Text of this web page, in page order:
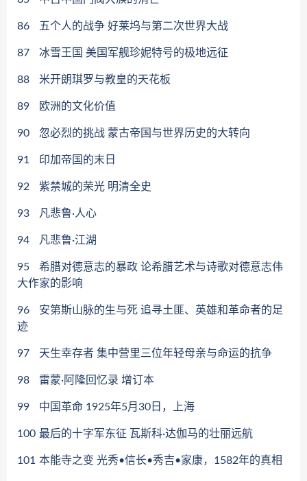
86 五个人的战争 好莱坞与第二次世界大战
87 冰雪王国 美国军舰珍妮特号的极地远征
88 米开朗琪罗与教皇的天花板
89 欧洲的文化价值
90 忽必烈的挑战 蒙古帝国与世界历史的大转向
91 印加帝国的末日
92 紫禁城的荣光 明清全史
93 凡悲鲁·人心
94 凡悲鲁·江湖
95
希腊对德意志的暴政 论希腊艺术与诗歌对德意志伟
大作家的影响
96
安第斯山脉的生与死 追寻土匪、英雄和革命者的足
迹
97 天生幸存者 集中营里三位年轻母亲与命运的抗争
98 雷蒙·阿隆回忆录 增订本
99 中国革命 1925年5月30日，上海
100 最后的十字军东征 瓦斯科·达伽马的壮丽远航
101 本能寺之变 光秀•信长•秀吉•家康，1582年的真相